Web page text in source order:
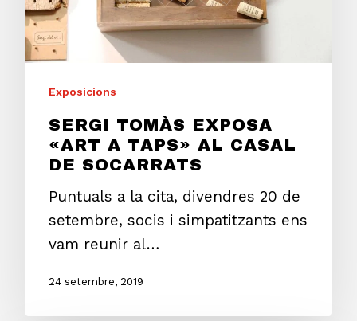
Exposicions
SERGI TOMÀS EXPOSA
«ART A TAPS» AL CASAL
DE SOCARRATS
Puntuals a la cita, divendres 20 de
setembre, socis i simpatitzants ens
vam reunir al…
24 setembre, 2019